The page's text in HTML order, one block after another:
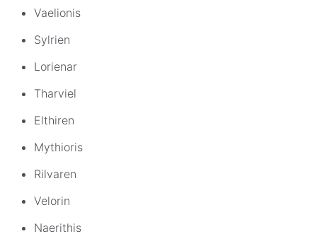
Vaelionis
Sylrien
Lorienar
Tharviel
Elthiren
Mythioris
Rilvaren
Velorin
Naerithis